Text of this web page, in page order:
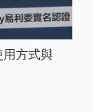
方式與